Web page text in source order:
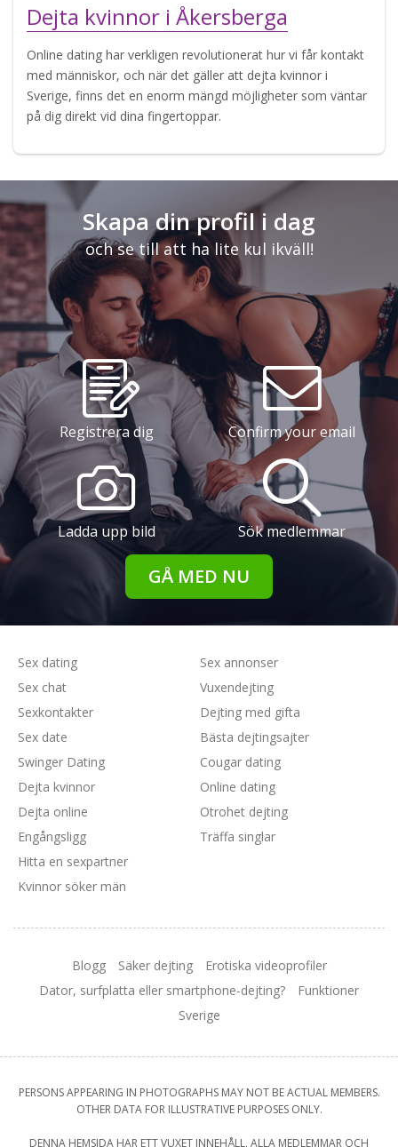
Dejta kvinnor i Åkersberga
Online dating har verkligen revolutionerat hur vi får kontakt
med människor, och när det gäller att dejta kvinnor i
Sverige, finns det en enorm mängd möjligheter som väntar
på dig direkt vid dina fingertoppar.
Skapa din profil i dag
och se till att ha lite kul ikväll!
Registrera dig Confirm your email
Ladda upp bild Sök medlemmar
GÅ MED NU
Sex dating
Sex chat
Sexkontakter
Sex date
Swinger Dating
Sex annonser
Vuxendejting
Dejting med gifta
Bästa dejtingsajter
Cougar dating
Dejta kvinnor
Dejta online
Engångsligg
Hitta en sexpartner
Kvinnor söker män
Online dating
Otrohet dejting
Träffa singlar
Blogg Säker dejting
Erotiska videoprofiler
Dator, surfplatta eller smartphone-dejting?
Funktioner
Sverige
PERSONS APPEARING IN PHOTOGRAPHS MAY NOT BE ACTUAL MEMBERS.
OTHER DATA FOR ILLUSTRATIVE PURPOSES ONLY.
DENNA HEMSIDA HAR ETT VUXET INNEHÅLL, ALLA MEDLEMMAR OCH